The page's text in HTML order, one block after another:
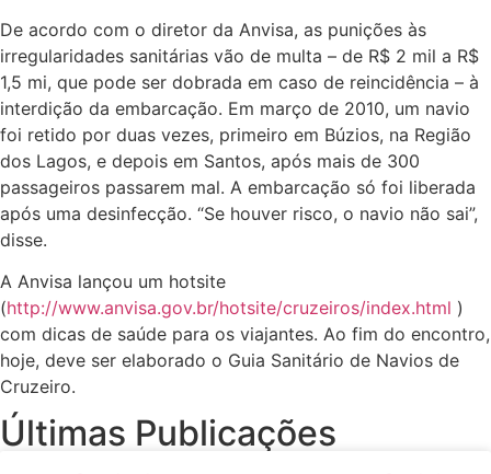
De acordo com o diretor da Anvisa, as punições às
irregularidades sanitárias vão de multa – de R$ 2 mil a R$
1,5 mi, que pode ser dobrada em caso de reincidência – à
interdição da embarcação. Em março de 2010, um navio
foi retido por duas vezes, primeiro em Búzios, na Região
dos Lagos, e depois em Santos, após mais de 300
passageiros passarem mal. A embarcação só foi liberada
após uma desinfecção. “Se houver risco, o navio não sai”,
disse.
A Anvisa lançou um hotsite
(http://www.anvisa.gov.br/hotsite/cruzeiros/index.html )
com dicas de saúde para os viajantes. Ao fim do encontro,
hoje, deve ser elaborado o Guia Sanitário de Navios de
Cruzeiro.
Últimas Publicações